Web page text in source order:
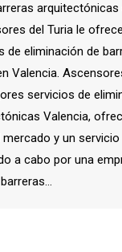
arquitectónicas
del Turia le
de eliminación de
Valencia.
servicios de
Valencia,
y un servicio
a cabo por una